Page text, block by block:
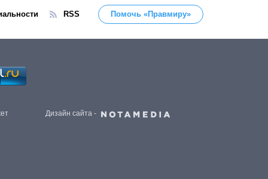
RSS Помочь «Правмиру»
Дизайн сайта -